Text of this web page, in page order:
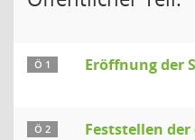
Ö 1 Eröffnung der
Ö 2
Feststellen